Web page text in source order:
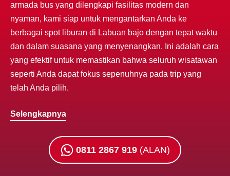
armada bus yang dilengkapi fasilitas modern dan
nyaman, kami siap untuk mengantarkan Anda ke
berbagai spot liburan di Labuan bajo dengan tepat waktu
dan dalam suasana yang menyenangkan. Ini adalah cara
yang efektif untuk memastikan bahwa seluruh wisatawan
seperti Anda dapat fokus sepenuhnya pada trip yang
telah Anda pilih.
Selengkapnya
0811 2867 919 (ALAN)